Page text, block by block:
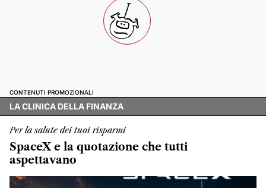
CONTENUTI PROMOZIONALI
LA CLINICA DELLA FINANZA
Per la salute dei tuoi risparmi
SpaceX e la quotazione che tutti
aspettavano